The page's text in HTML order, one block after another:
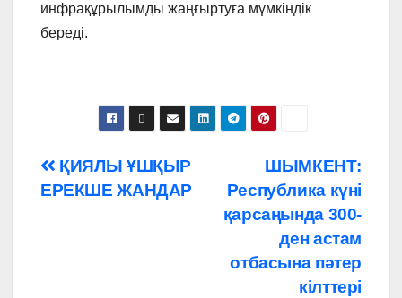
инфрақұрылымды жаңғыртуға мүмкіндік
береді.
Навигация
ШЫМКЕНТ:
Республика күні
қарсаңында 300-
ден астам
отбасына пәтер
кілттері
ҚИЯЛЫ ҰШҚЫР
ЕРЕКШЕ ЖАНДАР